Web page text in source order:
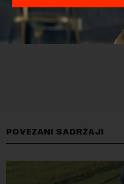
POVEZANI SADRŽAJI